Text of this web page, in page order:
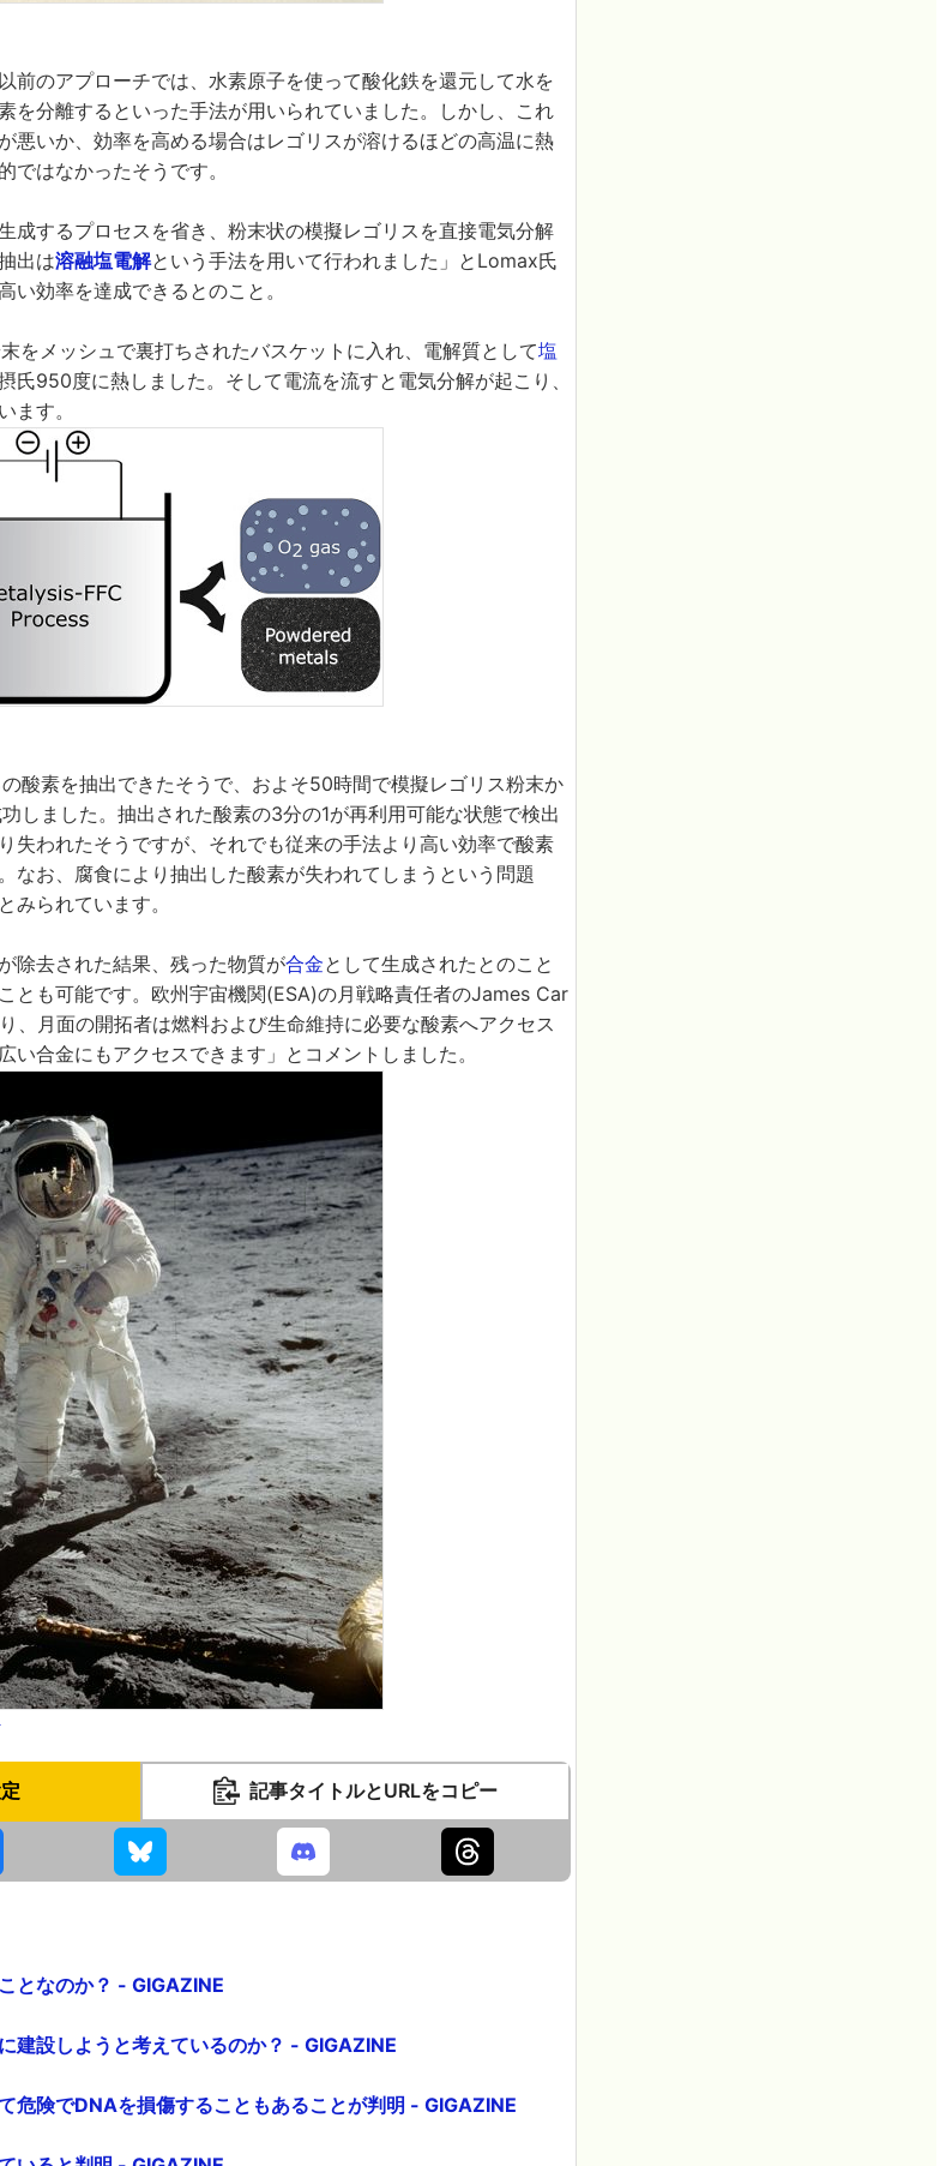
前のアプローチでは、水素原子を使って酸化鉄を還元して水を
を分離するといった手法が用いられていました。しかし、これ
悪いか、効率を高める場合はレゴリスが溶けるほどの高温に熱
ではなかったそうです。
成するプロセスを省き、粉末状の模擬レゴリスを直接電気分解
出は溶融塩電解という手法を用いて行われました」とLomax氏
い効率を達成できるとのこと。
をメッシュで裏打ちされたバスケットに入れ、電解質として塩
氏950度に熱しました。そして電流を流すと電気分解が起こり、
ます。
酸素を抽出できたそうで、およそ50時間で模擬レゴリス粉末か
しました。抽出された酸素の3分の1が再利用可能な状態で検出
失われたそうですが、それでも従来の手法より高い効率で酸素
なお、腐食により抽出した酸素が失われてしまうという問題
みられています。
除去された結果、残った物質が合金として生成されたとのこと
とも可能です。欧州宇宙機関(ESA)の月戦略責任者のJames Car
、月面の開拓者は燃料および生命維持に必要な酸素へアクセス
い合金にもアクセスできます」とコメントしました。
記事タイトルとURLをコピー
となのか？ - GIGAZINE
建設しようと考えているのか？ - GIGAZINE
危険でDNAを損傷することもあることが判明 - GIGAZINE